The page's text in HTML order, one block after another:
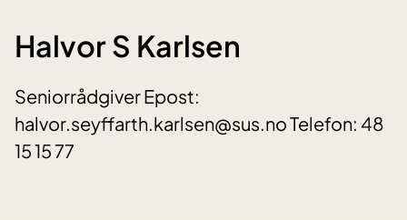
Halvor S Karlsen
Seniorrådgiver Epost:
halvor.seyffarth.karlsen@sus.no Telefon: 48
15 15 77